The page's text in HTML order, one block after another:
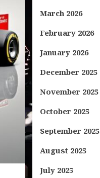
March 2026
February 2026
January 2026
December 2025
November 2025
October 2025
September 2025
August 2025
July 2025